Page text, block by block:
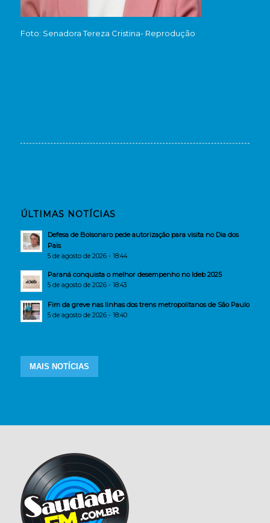
Foto: Senadora Tereza Cristina- Reprodução
ÚLTIMAS NOTÍCIAS
Defesa de Bolsonaro pede autorização para visita no Dia dos
Pais
5 de agosto de 2026 - 18:44
Paraná conquista o melhor desempenho no Ideb 2025
5 de agosto de 2026 - 18:43
Fim da greve nas linhas dos trens metropolitanos de São Paulo
5 de agosto de 2026 - 18:40
MAIS NOTÍCIAS